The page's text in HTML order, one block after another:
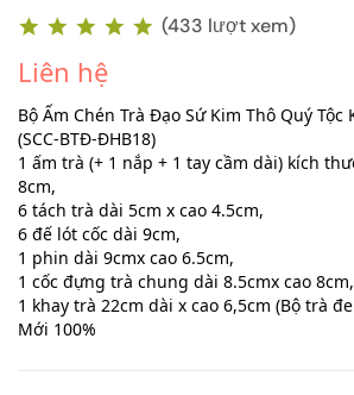
(433 lượt xem)
Liên hệ
Bộ Ấm Chén Trà Đạo Sứ Kim Thô Quý Tộc
(SCC-BTĐ-ĐHB18)
1 ấm trà (+ 1 nắp + 1 tay cầm dài) kích
8cm,
6 tách trà dài 5cm x cao 4.5cm,
6 đế lót cốc dài 9cm,
1 phin dài 9cmx cao 6.5cm,
1 cốc đựng trà chung dài 8.5cmx cao 8cm,
1 khay trà 22cm dài x cao 6,5cm (Bộ trà
Mới 100%